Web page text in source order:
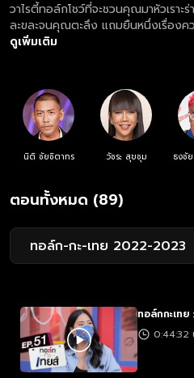
วาไรตี้ทอล์กโชว์ที่จะชวนคุณมาหัวเราะ
ละขละจนคุณตะลึง แถมยืนหนึ่งเรื่องค
ดูเพิ่มเติม
นิติ ชัยชิตาทร วัชระ สุขชุม ธงชั
ตอนทั้งหมด (89)
ทอล์ก-กะ-เทย 2022-2023
ทอล์กกะเทย
0:44:32